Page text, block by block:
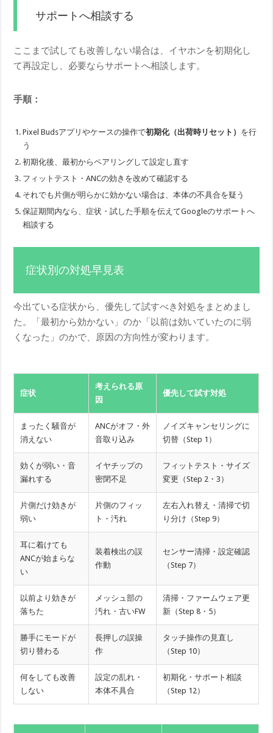
サポートへ相談する
ここまで試しても改善しない場合は、イヤホンを初期化し
て再設定し、必要ならサポートへ相談します。
手順：
Pixel Budsアプリやケースの操作で初期化（出荷時リセット） を行
う
初期化後、最初からペアリングして設定し直す
フィットテスト・ANCの効きを改めて確認する
それでも片側が明らかに効かない場合は、本体の不具合を疑う
保証期間内なら、症状・試した手順を伝えてGoogleのサポートへ
相談する
症状別の対処早見表
今出ている症状から、優先して試すべき対処をまとめまし
た。「最初から効かない」のか「以前は効いていたのに弱
くなった」のかで、原因の方向性が変わります。
症状
考えられる原
因
優先して試す対処
まったく騒音が
消えない
ANCがオフ・外
音取り込み
ノイズキャンセリングに
切替（Step 1）
効くが弱い・音
漏れする
イヤチップの
密閉不足
フィットテスト・サイズ
変更（Step 2・3）
片側だけ効きが
弱い
片側のフィッ
ト・汚れ
左右入れ替え・清掃で切
り分け（Step 9）
耳に着けても
ANCが始まらな
い
装着検出の誤
作動
センサー清掃・設定確認
（Step 7）
以前より効きが
落ちた
メッシュ部の
汚れ・古いFW
清掃・ファームウェア更
新（Step 8・5）
勝手にモードが
切り替わる
長押しの誤操
作
タッチ操作の見直し
（Step 10）
何をしても改善
しない
設定の乱れ・
本体不具合
初期化・サポート相談
（Step 12）